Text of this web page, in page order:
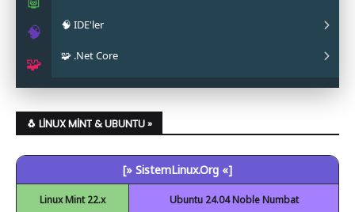
🧠
🧩
✔ Papirus
✔ Obsidian
✔ OpenJDK
✔ Android Studio
🧠 IDE'ler
✔ Eclipse
✔ Code::Blocks
✔ NetBeans
✔ Visual Studio Code
🧩 .Net Core
✔ .Net Core Kurulumu
🐧 LINUX MINT & UBUNTU »
[» SistemLinux.Org «]
Linux Mint 22.x Ubuntu 24.04 Noble Numbat